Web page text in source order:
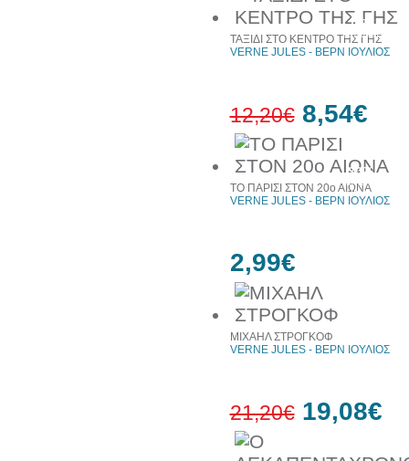
10%
έκπτωση
30%
έκπτωση
web
ΤΑΞΙΔΙ ΣΤΟ ΚΕΝΤΡΟ ΤΗΣ ΓΗΣ
VERNE JULES - ΒΕΡΝ ΙΟΥΛΙΟΣ
12,20€ 8,54€
ΤΟ ΠΑΡΙΣΙ ΣΤΟΝ 20ο ΑΙΩΝΑ
VERNE JULES - ΒΕΡΝ ΙΟΥΛΙΟΣ
2,99€
ΜΙΧΑΗΛ ΣΤΡΟΓΚΟΦ
VERNE JULES - ΒΕΡΝ ΙΟΥΛΙΟΣ
21,20€ 19,08€